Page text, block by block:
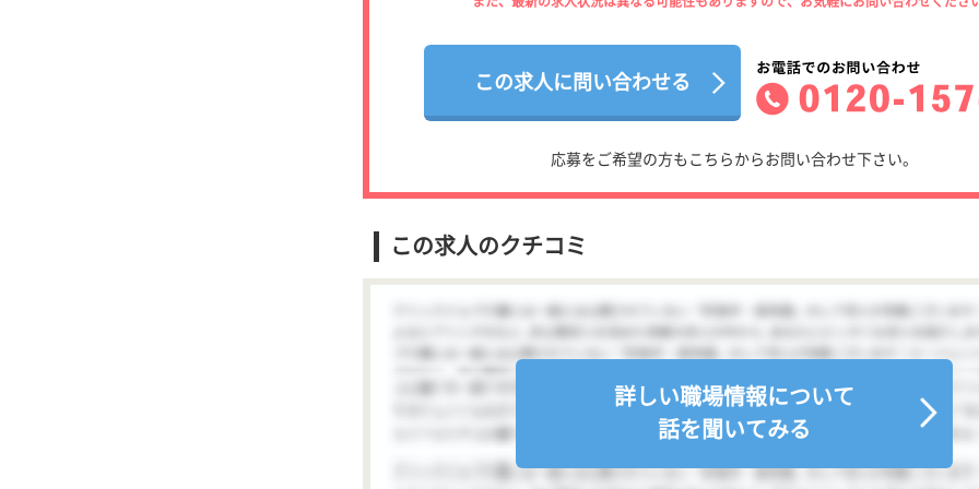
この求人に問い合わせる
応募をご希望の方もこちらからお問い合わせ下さい。
この求人のクチコミ
詳しい職場情報について
話を聞いてみる